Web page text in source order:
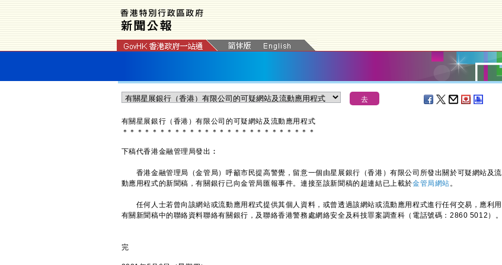
有關星展銀行（香港）有限公司的可疑網站及流動應用程式
＊ ＊ ＊ ＊ ＊ ＊ ＊ ＊ ＊ ＊ ＊ ＊ ＊ ＊ ＊ ＊ ＊ ＊ ＊ ＊ ＊ ＊ ＊ ＊ ＊ ＊
下稿代香港金融管理局發出︰
香港金融管理局（金管局）呼籲市民提高警覺，留意一個由星展銀行（香港）有限公司所發出關於可疑網站及流
動應用程式的新聞稿，有關銀行已向金管局匯報事件。連接至該新聞稿的超連結已上載於金管局網站。
任何人士若曾向該網站或流動應用程式提供其個人資料，或曾透過該網站或流動應用程式進行任何交易，應利用
有關新聞稿中的聯絡資料聯絡有關銀行，及聯絡香港警務處網絡安全及科技罪案調查科（電話號碼：2860 5012）。
完